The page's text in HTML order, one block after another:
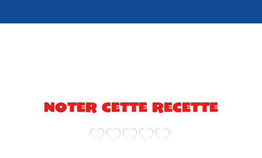
Noter cette recette